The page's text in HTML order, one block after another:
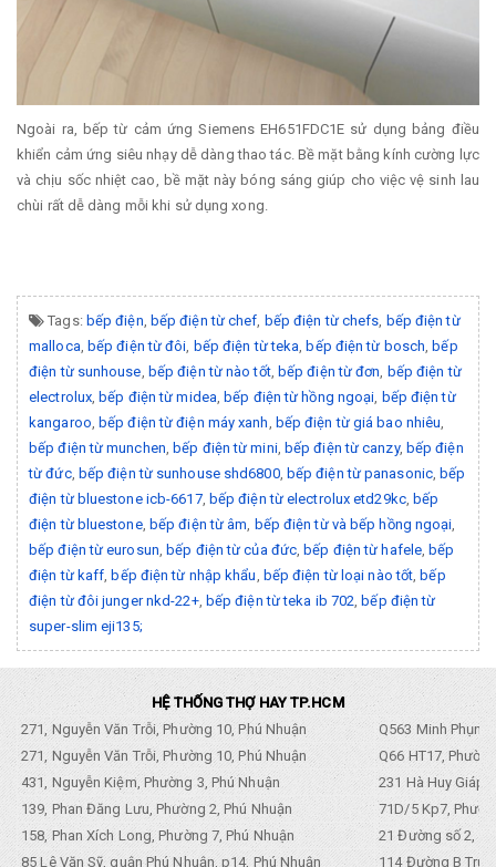
Ngoài ra, bếp từ cảm ứng Siemens EH651FDC1E sử dụng bảng điều
khiển cảm ứng siêu nhạy dễ dàng thao tác. Bề mặt bằng kính cường lực
và chịu sốc nhiệt cao, bề mặt này bóng sáng giúp cho việc vệ sinh lau
chùi rất dễ dàng mỗi khi sử dụng xong.
Tags: bếp điện bếp điện từ chef bếp điện từ chefs bếp điện từ
malloca bếp điện từ đôi bếp điện từ teka bếp điện từ bosch bếp
điện từ sunhouse bếp điện từ nào tốt, bếp điện từ đơn
bếp điện từ
electrolux bếp điện từ midea bếp điện từ hồng ngoại bếp điện từ
kangaroo bếp điện từ điện máy xanh bếp điện từ giá bao nhiêu
bếp điện từ munchen bếp điện từ mini, bếp điện từ canzy, bếp điện
từ đức, bếp điện từ sunhouse shd6800, bếp điện từ panasonic, bếp
điện từ bluestone icb-6617, bếp điện từ electrolux etd29kc, bếp
điện từ bluestone, bếp điện từ âm bếp điện từ và bếp hồng ngoại
bếp điện từ eurosun bếp điện từ của đức bếp điện từ hafele bếp
điện từ kaff bếp điện từ nhập khẩu bếp điện từ loại nào tốt bếp
điện từ đôi junger nkd-22+, bếp điện từ teka ib 702 bếp điện từ
super-slim eji135;
HỆ THỐNG THỢ HAY TP.HCM
271, Nguyễn Văn Trỗi, Phường 10, Phú Nhuận
Q563 Minh
271, Nguyễn Văn Trỗi, Phường 10, Phú Nhuận
Q66 HT17,
431, Nguyễn Kiệm, Phường 3, Phú Nhuận
231 Hà Huy Giáp,
139, Phan Đăng Lưu, Phường 2, Phú Nhuận
71D/5 Kp7,
158, Phan Xích Long, Phường 7, Phú Nhuận
21 Đường số 2,
85 Lê Văn Sỹ, quận Phú Nhuận, p14, Phú Nhuận
114 Đường B